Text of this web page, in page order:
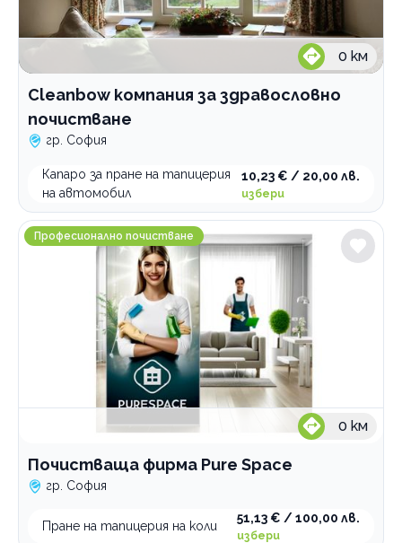
0 км
Cleanbow компания за здравословно
почистване
гр. София
Капаро за пране на тапицерия
на автомобил
10,23 € / 20,00 лв.
избери
Почистваща фирма Pure Space
Професионално почистване
0 км
Почистваща фирма Pure Space
гр. София
Пране на тапицерия на коли
51,13 € / 100,00 лв.
избери